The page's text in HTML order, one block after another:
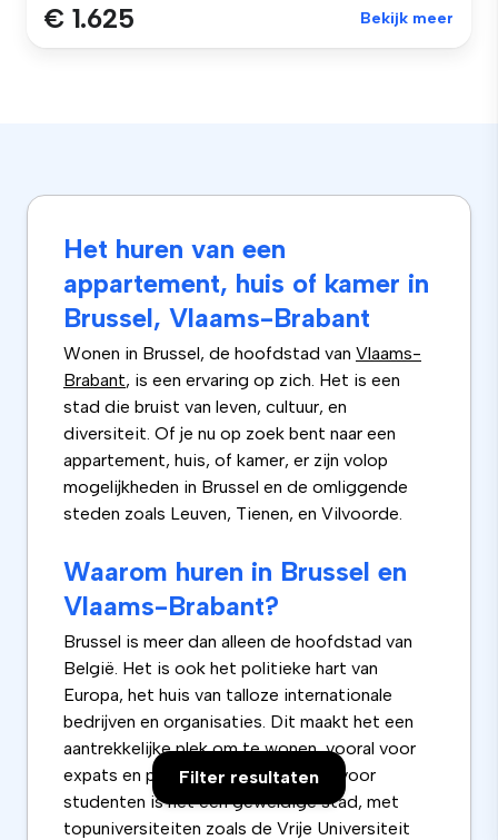
Filter resultaten
€ 1.625 Bekijk meer
Het huren van een
appartement, huis of kamer in
Brussel, Vlaams-Brabant
Wonen in Brussel, de hoofdstad van Vlaams-
Brabant, is een ervaring op zich. Het is een
stad die bruist van leven, cultuur, en
diversiteit. Of je nu op zoek bent naar een
appartement, huis, of kamer, er zijn volop
mogelijkheden in Brussel en de omliggende
steden zoals Leuven, Tienen, en Vilvoorde.
Waarom huren in Brussel en
Vlaams-Brabant?
Brussel is meer dan alleen de hoofdstad van
België. Het is ook het politieke hart van
Europa, het huis van talloze internationale
bedrijven en organisaties. Dit maakt het een
aantrekkelijke plek om te wonen, vooral voor
expats en professionals. Maar ook voor
studenten is het een geweldige stad, met
topuniversiteiten zoals de Vrije Universiteit